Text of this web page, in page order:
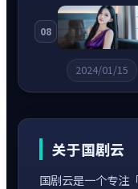
08
2024/01/15
关于国剧云
国剧云是一个专注